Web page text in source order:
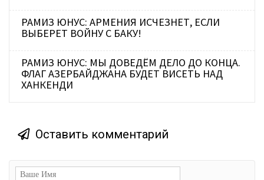
РАМИЗ ЮНУС: АРМЕНИЯ ИСЧЕЗНЕТ, ЕСЛИ
ВЫБЕРЕТ ВОЙНУ С БАКУ!
РАМИЗ ЮНУС: МЫ ДОВЕДЁМ ДЕЛО ДО КОНЦА.
ФЛАГ АЗЕРБАЙДЖАНА БУДЕТ ВИСЕТЬ НАД
ХАНКЕНДИ
Оставить комментарий